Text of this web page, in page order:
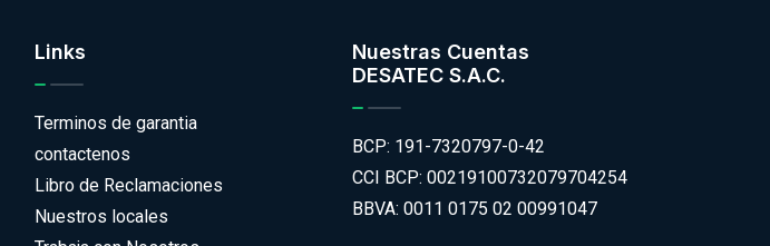
Links
Terminos de garantia
contactenos
Libro de Reclamaciones
Nuestros locales
Nuestras Cuentas
DESATEC S.A.C.
BCP: 191-7320797-0-42
CCI BCP: 00219100732079704254
BBVA: 0011 0175 02 00991047